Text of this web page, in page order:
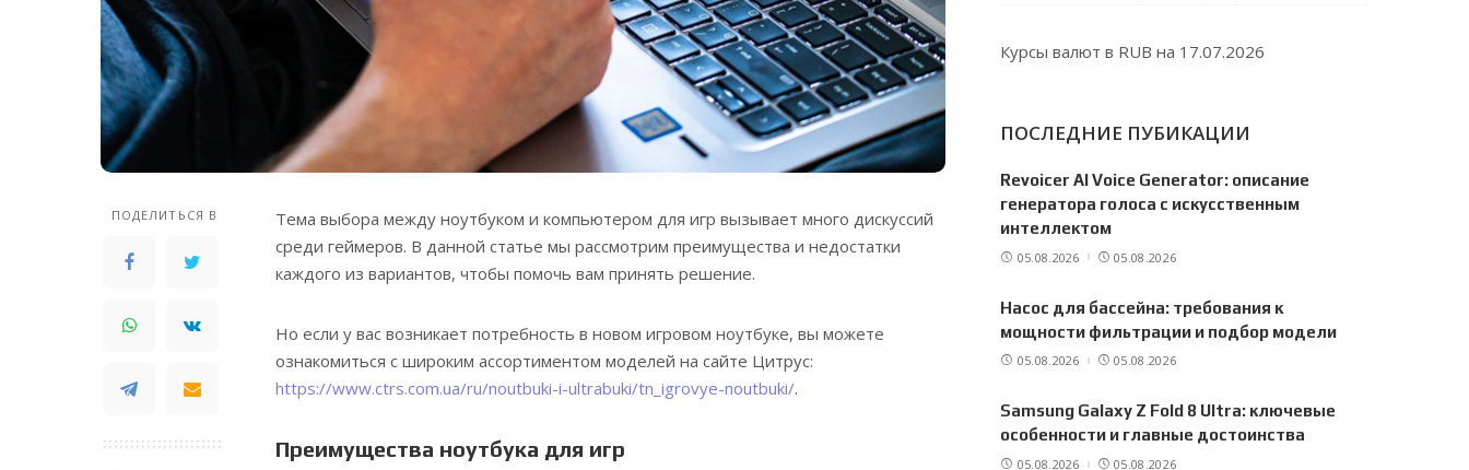
ПОДЕЛИТЬСЯ В
Тема выбора между ноутбуком и компьютером для игр вызывает много дискуссий
среди геймеров. В данной статье мы рассмотрим преимущества и недостатки
каждого из вариантов, чтобы помочь вам принять решение.
Но если у вас возникает потребность в новом игровом ноутбуке, вы можете
ознакомиться с широким ассортиментом моделей на сайте Цитрус:
https://www.ctrs.com.ua/ru/noutbuki-i-ultrabuki/tn_igrovye-noutbuki/.
Преимущества ноутбука для игр
Курсы валют в RUB на 17.07.2026
ПОСЛЕДНИЕ ПУБИКАЦИИ
Revoicer AI Voice Generator: описание
генератора голоса с искусственным
интеллектом
05.08.2026 05.08.2026
Насос для бассейна: требования к
мощности фильтрации и подбор модели
05.08.2026 05.08.2026
Samsung Galaxy Z Fold 8 Ultra: ключевые
особенности и главные достоинства
05.08.2026 05.08.2026